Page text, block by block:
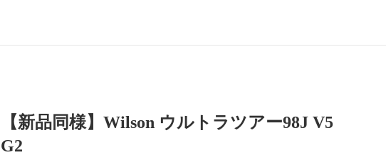
【新品同様】Wilson ウルトラツアー98J V5
G2